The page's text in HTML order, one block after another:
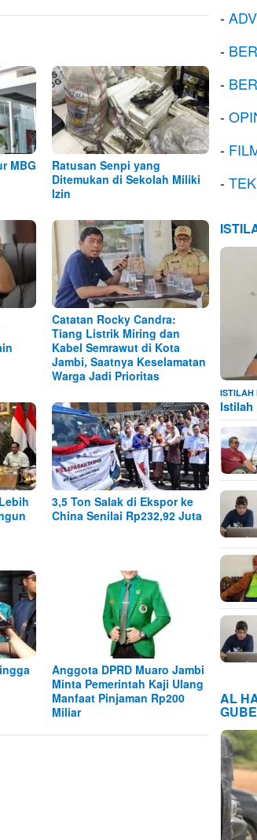
MBG
Ratusan Senpi yang
Ditemukan di Sekolah Miliki
Izin
Catatan Rocky Candra:
Tiang Listrik Miring dan
Kabel Semrawut di Kota
Jambi, Saatnya Keselamatan
Warga Jadi Prioritas
3,5 Ton Salak di Ekspor ke
China Senilai Rp232,92 Juta
Anggota DPRD Muaro Jambi
Minta Pemerintah Kaji Ulang
Manfaat Pinjaman Rp200
Miliar
-
-
-
-
-
-
ISTILAH
Istilah
AL